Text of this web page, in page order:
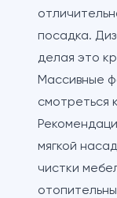
посадка.
делая это
Массивные
смотреться
мягкой
чистки